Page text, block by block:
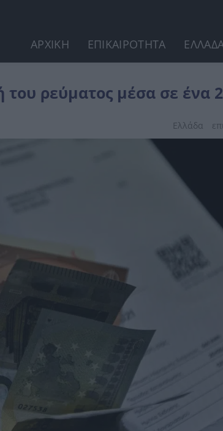
ΑΡΧΙΚΗ ΕΠΙΚΑΙΡΟΤΗΤΑ
του ρεύματος μέσα σε ένα
Ελλάδα